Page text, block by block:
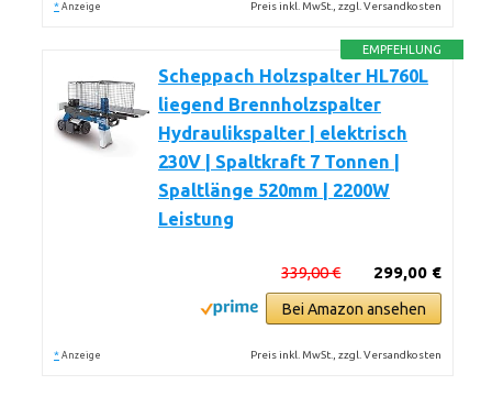
* Anzeige Preis inkl. MwSt., zzgl. Versandkosten
EMPFEHLUNG
Scheppach Holzspalter HL760L
liegend Brennholzspalter
Hydraulikspalter | elektrisch
230V | Spaltkraft 7 Tonnen |
Spaltlänge 520mm | 2200W
Leistung
299,00 €
339,00 €
Bei Amazon ansehen
* Anzeige Preis inkl. MwSt., zzgl. Versandkosten